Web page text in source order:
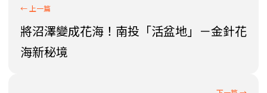
將沼澤變成花海！南投「活盆地」－金針花
海新秘境